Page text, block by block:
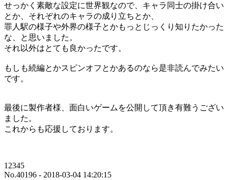
せっかく素敵な設定に世界観なので、キャラ同士の掛け合い
とか、それぞれのキャラの成り立ちとか、
罪人駅の様子や外界の様子とかもっとじっくり知りたかった
な、と思いました。
それ以外はとても良かったです。
もしも続編とかスピンオフとかあるのなら是非読んでみたい
です。
最後に製作者様、面白いゲームを公開して頂き有難うござい
ました。
これからも応援しております。
12345
No.40196 - 2018-03-04 14:20:15